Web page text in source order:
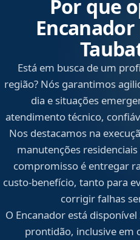
Por que
Está em busca de um
região? Nós garantimos
dia e situações
atendimento técnico,
Nos destacamos na
manutenções
compromisso é entregar
custo-benefício, tanto para
corrigir falhas
O Encanador está
prontidão, inclusive em